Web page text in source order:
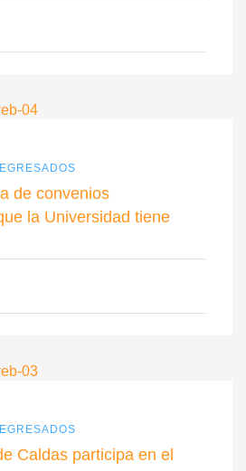
de convenios
la Universidad tiene
Caldas participa en el